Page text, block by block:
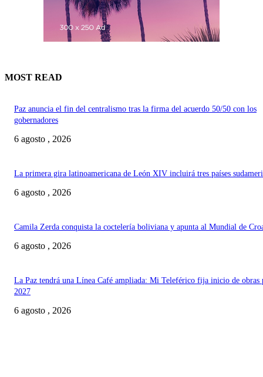
MOST READ
Paz anuncia el fin del centralismo tras la firma del acuerdo 50/50 con los
gobernadores
6 agosto , 2026
La primera gira latinoamericana de León XIV incluirá tres países
6 agosto , 2026
Camila Zerda conquista la coctelería boliviana y apunta al Mundial de
6 agosto , 2026
La Paz tendrá una Línea Café ampliada: Mi Teleférico fija inicio de obras
2027
6 agosto , 2026